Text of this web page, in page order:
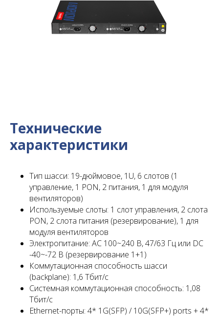
Технические
характеристики
Тип шасси: 19-дюймовое, 1U, 6 слотов (1
управление, 1 PON, 2 питания, 1 для модуля
вентиляторов)
Используемые слоты: 1 слот управления, 2 слота
PON, 2 слота питания (резервирование), 1 для
модуля вентиляторов
Электропитание: AC 100~240 В, 47/63 Гц или DC
-40~-72 В (резервирование 1+1)
Коммутационная способность шасси
(backplane): 1,6 Тбит/с
Системная коммутационная способность: 1,08
Тбит/с
Ethernet-порты: 4* 1G(SFP) / 10G(SFP+) ports + 4*